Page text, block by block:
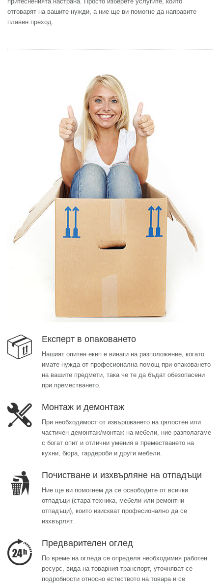
отговарят на вашите нужди, а ние ще ви помогне да направите
плавен преход.
Експерт в опаковането
Нашият опитен екип е винаги на разположение, когато
имате нужда от професионална помощ при опаковането
на вашите предмети, така че те да бъдат обезопасени
при преместването.
Монтаж и демонтаж
При необходимост от извършването на цялостен или
частичен демонтаж/монтаж на мебели, ние разполагаме
с богат опит и отлични умения в преместването на
кухни, бюра, гардероби и други мебели.
Почистване и изхвърляне на отпадъци
Ние ще ви помогнем да се освободите от всички
отпадъци (стара техника, мебели или ремонтни
отпадъци), които изискват професионално да се
изхвърлят.
Предварителен оглед
По време на огледа се определя необходимия работен
ресурс, вида на товарния транспорт, уточняват се
подробности относно естеството на товара и се